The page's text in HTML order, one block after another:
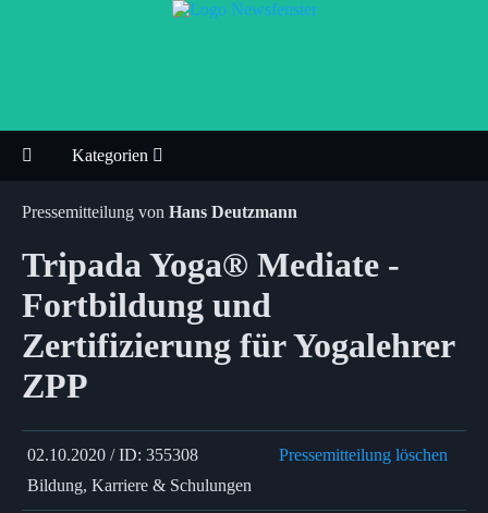
Kategorien
Pressemitteilung von Hans Deutzmann
Tripada Yoga® Mediate -
Fortbildung und
Zertifizierung für Yogalehrer
ZPP
02.10.2020 / ID: 355308
Pressemitteilung löschen
Bildung, Karriere & Schulungen